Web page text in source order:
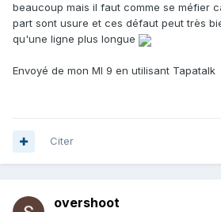
beaucoup mais il faut comme se méfier
part sont usure et ces défaut peut très
qu'une ligne plus longue
Envoyé de mon MI 9 en utilisant Tapatalk
Citer
overshoot